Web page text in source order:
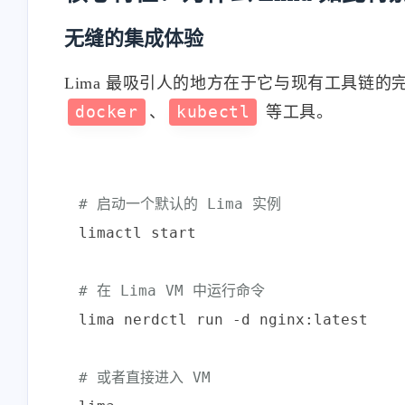
无缝的集成体验
Lima 最吸引人的地方在于它与现有工具链的
docker
、 kubectl 等工具。
# 启动一个默认的 Lima 实例
limactl start
# 在 Lima VM 中运行命令
lima nerdctl run -d nginx:latest
# 或者直接进入 VM